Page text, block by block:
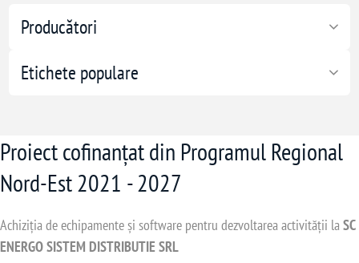
Producători
Etichete populare
Proiect cofinanțat din Programul Regional
Nord-Est 2021 - 2027
Achiziția de echipamente și software pentru dezvoltarea activității laSC
ENERGO SISTEM DISTRIBUTIE SRL